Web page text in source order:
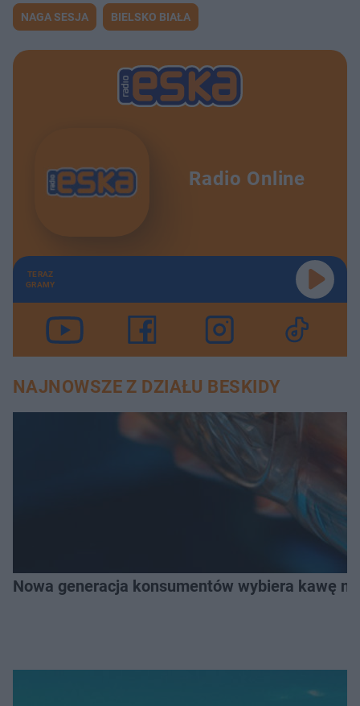
NAGA SESJA BIELSKO BIAŁA
Radio Online
TERAZ
GRAMY
NAJNOWSZE Z DZIAŁU BESKIDY
Nowa generacja konsumentów wybiera kawę